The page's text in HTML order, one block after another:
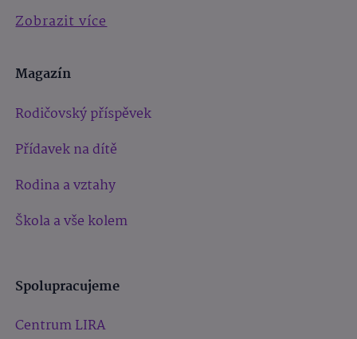
Zobrazit více
Magazín
Rodičovský příspěvek
Přídavek na dítě
Rodina a vztahy
Škola a vše kolem
Spolupracujeme
Centrum LIRA